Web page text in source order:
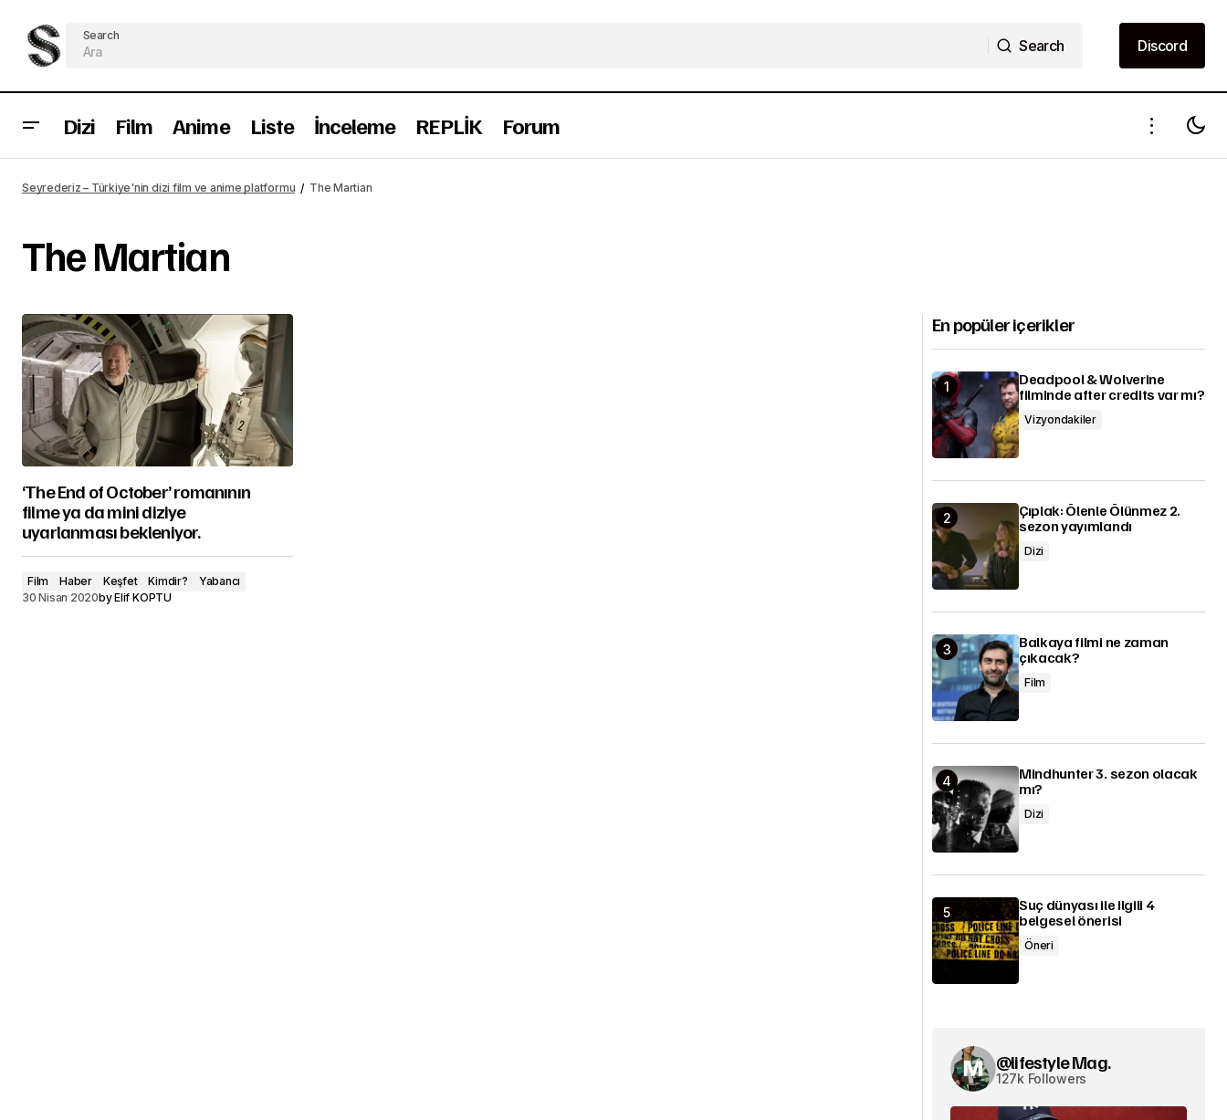
Search
Search
Discord
Discord
Dizi Film Anime Liste İnceleme REPLİK Forum
Seyrederiz – Türkiye'nin dizi film ve anime platformu The Martian
The Martian
‘The End of October’ romanının
filme ya da mini diziye
uyarlanması bekleniyor.
Film Haber Keşfet Kimdir?
Yabancı
30 Nisan 2020byElif KOPTU
En popüler içerikler
Deadpool & Wolverine
filminde after credits var mı?
Vizyondakiler
Çıplak: Ölenle Ölünmez 2.
sezon yayımlandı
Dizi
Balkaya filmi ne zaman
çıkacak?
Film
Mindhunter 3. sezon olacak
mı?
Dizi
Suç dünyası ile ilgili 4
belgesel önerisi
Öneri
@lifestyle Mag.
127k Followers